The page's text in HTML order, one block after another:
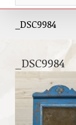
_DSC9984
_DSC9984